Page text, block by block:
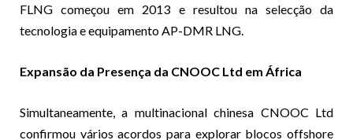
FLNG começou em 2013 e resultou na selecção da
tecnologia e equipamento AP-DMR LNG.
Expansão da Presença da CNOOC Ltd em África
Simultaneamente, a multinacional chinesa CNOOC Ltd
confirmou vários acordos para explorar blocos offshore